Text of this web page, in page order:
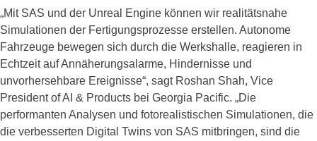
„Mit SAS und der Unreal Engine können wir realitätsnahe
Simulationen der Fertigungsprozesse erstellen. Autonome
Fahrzeuge bewegen sich durch die Werkshalle, reagieren in
Echtzeit auf Annäherungsalarme, Hindernisse und
unvorhersehbare Ereignisse“, sagt Roshan Shah, Vice
President of AI & Products bei Georgia Pacific. „Die
performanten Analysen und fotorealistischen Simulationen, die
die verbesserten Digital Twins von SAS mitbringen, sind die